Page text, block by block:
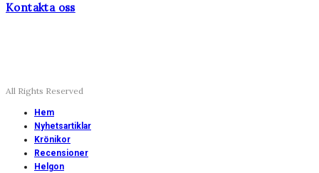
Kontakta oss
All Rights Reserved
Hem
Nyhetsartiklar
Krönikor
Recensioner
Helgon